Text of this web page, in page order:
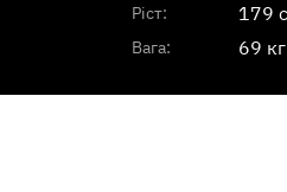
Ріст: 179
Вага: 69 кг